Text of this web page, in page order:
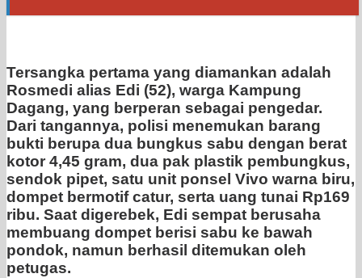
Tersangka pertama yang diamankan adalah
Rosmedi alias Edi (52), warga Kampung
Dagang, yang berperan sebagai pengedar.
Dari tangannya, polisi menemukan barang
bukti berupa dua bungkus sabu dengan berat
kotor 4,45 gram, dua pak plastik pembungkus,
sendok pipet, satu unit ponsel Vivo warna biru,
dompet bermotif catur, serta uang tunai Rp169
ribu. Saat digerebek, Edi sempat berusaha
membuang dompet berisi sabu ke bawah
pondok, namun berhasil ditemukan oleh
petugas.